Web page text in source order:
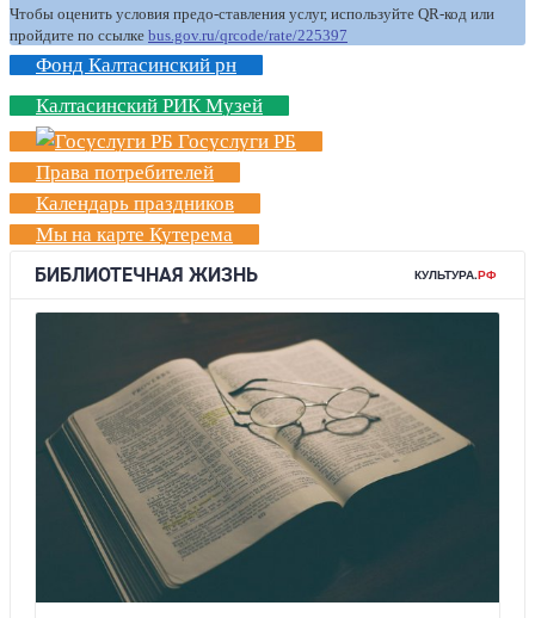
Чтобы оценить условия предо-ставления услуг, используйте QR-код или
пройдите по ссылке bus.gov.ru/qrcode/rate/225397
Фонд Калтасинский рн
Калтасинский РИК Музей
Госуслуги РБ
Права потребителей
Календарь праздников
Мы на карте Кутерема